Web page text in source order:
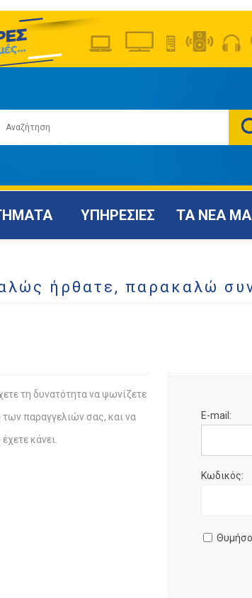
ΥΠΗΡΕΣΙΕΣ ΤΑ ΝΕΑ
ήρθατε, παρακαλώ
τη δυνατότητα να ψωνίζετε
των παραγγελιών σας, και να
κάνει.
E-mail:
Κωδικός: